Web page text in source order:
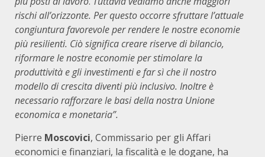
rischi all’orizzonte. Per questo occorre sfruttare l’attuale
congiuntura favorevole per rendere le nostre economie
più resilienti. Ciò significa creare riserve di bilancio,
riformare le nostre economie per stimolare la
produttività e gli investimenti e far sì che il nostro
modello di crescita diventi più inclusivo. Inoltre è
necessario rafforzare le basi della nostra Unione
economica e monetaria”.
Pierre Moscovici, Commissario per gli Affari
economici e finanziari, la fiscalità e le dogane, ha